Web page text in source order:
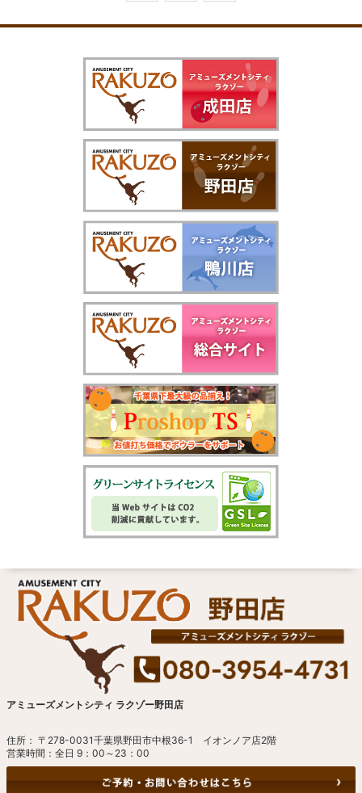
アミューズメントシティ ラクゾー野田店
住所： 〒278-0031千葉県野田市中根36-1 イオンノア店2階
営業時間：全日 9：00～23：00